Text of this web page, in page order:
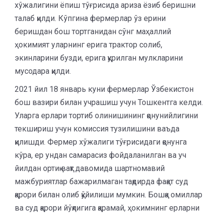
хўжалигини ёпиш тўғрисида ариза ёзиб беришни
талаб қилди. Кўпгина фермерлар ўз ерини
беришдан бош тортганидан сўнг маҳаллий
ҳокимият уларнинг ерига трактор солиб,
экинларини бузди, ерига қурилган мулкларини
мусодара қилди.
2021 йил 18 январь куни фермерлар Ўзбекистон
бош вазири билан учрашиш учун Тошкентга келди.
Уларга ерлари тортиб олинишининг қонунийлигини
текшириш учун комиссия тузилишини ваъда
қилишди. Фермер хўжалиги тўғрисидаги қонунга
кўра, ер ундан самарасиз фойдаланилган ва уч
йилдан ортиқ вақт давомида шартномавий
мажбуриятлар бажарилмаган тақдирда фақат суд
қарори билан олиб қўйилиши мумкин. Бошқа омиллар
ва суд қарори йўқлигига қарамай, ҳокимнинг ерларни